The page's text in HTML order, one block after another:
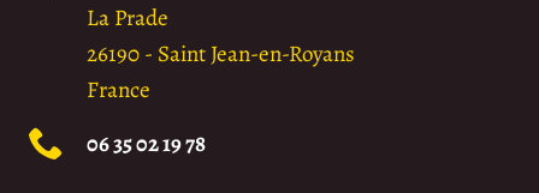
La Prade
26190- Saint Jean-en-Royans
France
06 35 02 19 78